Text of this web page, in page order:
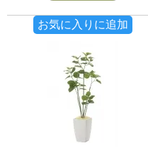
お気に入りに追加